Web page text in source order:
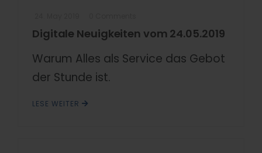
BLOG
PODCAST
KONTAKT
Digitale Neuigkeiten vom 24.05.2019
Warum Alles als Service das Gebot
der Stunde ist.
LESE WEITER